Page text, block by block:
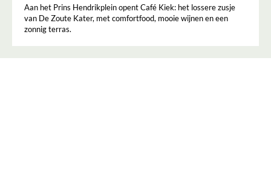
Aan het Prins Hendrikplein opent Café Kiek: het lossere zusje
van De Zoute Kater, met comfortfood, mooie wijnen en een
zonnig terras.